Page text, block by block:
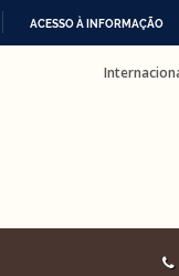
ACESSO À INFORMAÇÃO